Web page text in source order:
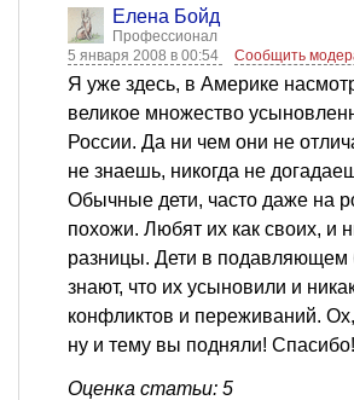
Елена Бойд
Профессионал
5 января 2008 в 00:54
Сообщить
Я уже здесь, в Америке
великое множество
России. Да ни чем они не
не знаешь, никогда не
Обычные дети, часто даже на
похожи. Любят их как своих, и
разницы. Дети в подавляющем
знают, что их усыновили и
конфликтов и переживаний.
ну и тему вы подняли! Спасибо!
Оценка статьи: 5